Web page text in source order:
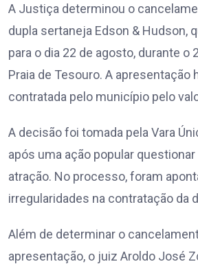
A Justiça determinou o
dupla sertaneja Edson & Hudson,
para o dia 22 de agosto, durante o
Praia de Tesouro. A apresentação
contratada pelo município pelo
A decisão foi tomada pela Vara
após uma ação popular
atração. No processo, foram
irregularidades na contratação da
Além de determinar o
apresentação, o juiz Aroldo José